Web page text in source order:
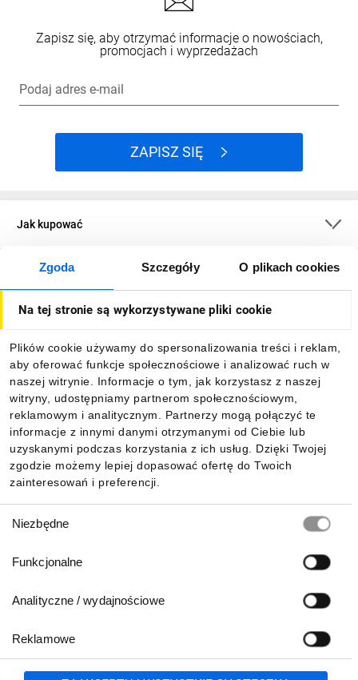
Zgoda Szczegóły O plikach cookies
Na tej stronie są wykorzystywane pliki cookie
Plików cookie używamy do spersonalizowania treści i reklam,
aby oferować funkcje społecznościowe i analizować ruch w
naszej witrynie. Informacje o tym, jak korzystasz z naszej
witryny, udostępniamy partnerom społecznościowym,
reklamowym i analitycznym. Partnerzy mogą połączyć te
informacje z innymi danymi otrzymanymi od Ciebie lub
uzyskanymi podczas korzystania z ich usług. Dzięki Twojej
zgodzie możemy lepiej dopasować ofertę do Twoich
zainteresowań i preferencji.
zgody
Niezbędne
Funkcjonalne
Analityczne / wydajnościowe
Reklamowe
Zapisz się, aby otrzymać informacje o nowościach,
promocjach i wyprzedażach
Podaj adres e-mail
ZAPISZ SIĘ
Jak kupować
O firmie
Informacje
Pobierz naszą aplikację mobilną:
801 500 700 lub 71 37 61 600